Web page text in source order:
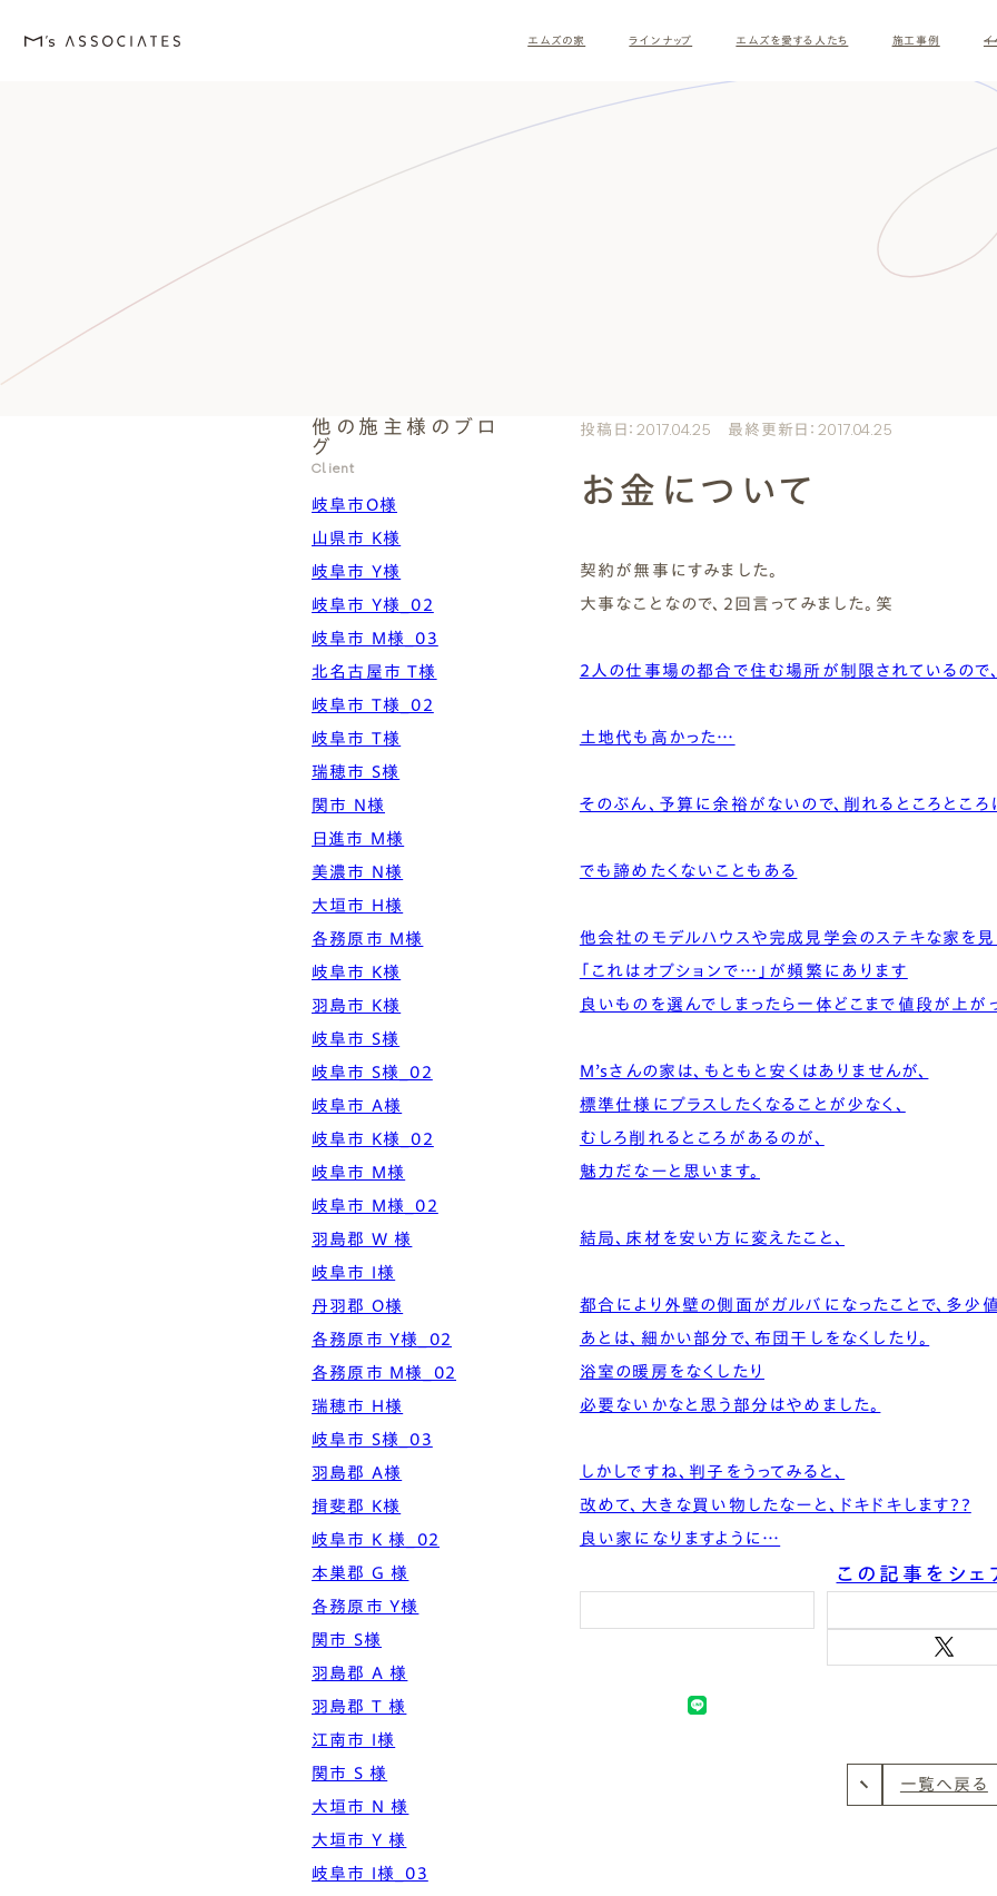
エムズの家
M's house
エムズの家について
M's house
10のお約束ごと、苦手な
こと
家づくりについて（標準
家づくりの流れ/アフター
ラインナップ
Lineup
ラインナップ
Lineup
ナチュレエコ・アドバンス
（コスパ最強モデル）
Natureeco Advance
ナチュレエコ・ゼロ（高性
ナチュレエコ・プラス（最
Hiraya&Nisetai
平屋住宅
Hiraya Nisetai
エムズを愛する人たち
Love
エムズを愛する人たち
Owners
お客様の暮らしインタビュー
Voice
施工事例
Works
外観デザインスタイルから探す
Simple Modern
ナチュラルモダン
Natural Modern
外装仕様から探す
Exterior Type
軒アリ
イ
Event・Blog
イベント
Event・Blog
Event
ブログ
家づくりコラム
About
エムズのこと
About
Company
スタッフ紹介
Staff
投稿日：2017.04.25 最終更新日：2017.04.25
お金について
契約が無事にすみました。
大事なことなので、2回言ってみました。笑
2人の仕事場の都合で住む場所が制限されているので
土地代も高かった…
そのぶん、予算に余裕がないので、削れるところとこ
でも諦めたくないこともある
他会社のモデルハウスや完成見学会のステキな家を見
「これはオプションで…」が頻繁にあります
良いものを選んでしまったら一体どこまで値段が上が
M’sさんの家は、もともと安くはありませんが、
標準仕様にプラスしたくなることが少なく、
むしろ削れるところがあるのが、
魅力だなーと思います。
結局、床材を安い方に変えたこと、
都合により外壁の側面がガルバになったことで、多少
あとは、細かい部分で、布団干しをなくしたり。
浴室の暖房をなくしたり
必要ないかなと思う部分はやめました。
しかしですね、判子をうってみると、
改めて、大きな買い物したなーと、ドキドキします??
良い家になりますように…
この記事をシェ
一覧へ戻る
他の施主様のブロ
グ
Client
岐阜市O様
山県市 K様
岐阜市 Y様
岐阜市 Y様_02
岐阜市 M様_03
北名古屋市 T様
岐阜市 T様_02
岐阜市 T様
瑞穂市 S様
関市 N様
日進市 M様
美濃市 N様
大垣市 H様
各務原市 M様
岐阜市 K様
羽島市 K様
岐阜市 S様
岐阜市 S様_02
岐阜市 A様
岐阜市 K様_02
岐阜市 M様
岐阜市 M様_02
羽島郡 W 様
岐阜市 I様
丹羽郡 O様
各務原市 Y様_02
各務原市 M様_02
瑞穂市 H様
岐阜市 S様_03
羽島郡 A様
揖斐郡 K様
岐阜市 K 様_02
本巣郡 G 様
各務原市 Y様
関市 S様
羽島郡 A 様
羽島郡 T 様
江南市 I様
関市 S 様
大垣市 N 様
大垣市 Y 様
岐阜市 I様_03